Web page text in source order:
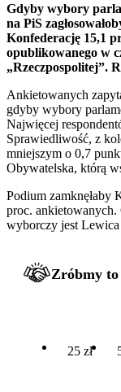
Gdyby wybory
na PiS
Konfederację 15,1
opublikowanego w
„Rzeczpospolitej”.
Ankietowanych
gdyby wybory
Najwięcej
Sprawiedliwość, z
mniejszym o 0,7
Obywatelska, którą
Podium zamknęłaby
proc. ankietowanych.
wyborczy jest
Zróbmy to
25 zł